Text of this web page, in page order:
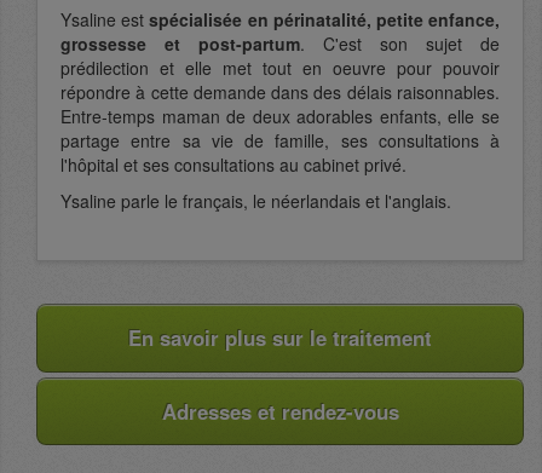
Ysaline estspécialisée en périnatalité, petite enfance,
grossesse et post-partum. C'est son sujet de
prédilection et elle met tout en oeuvre pour pouvoir
répondre à cette demande dans des délais raisonnables.
Entre-temps maman de deux adorables enfants, elle se
partage entre sa vie de famille, ses consultations à
l'hôpital et ses consultations au cabinet privé.
Ysaline parle le français, le néerlandais et l'anglais.
En savoir plus sur le traitement
Adresses et rendez-vous